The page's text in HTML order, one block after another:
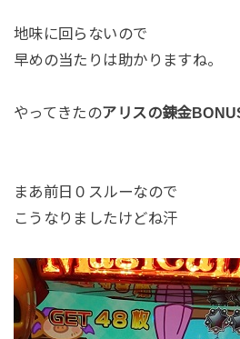
地味に回らないので
早めの当たりは助かりますね。
やってきたのアリスの錬金
まあ前日０スルーなので
こうなりましたけどね汗